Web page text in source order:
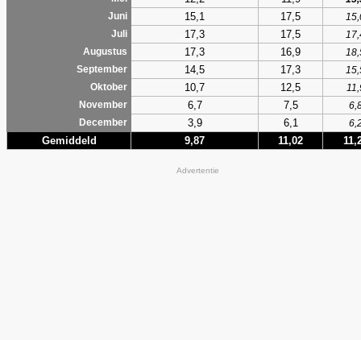
Juni
15,1 17,5
Juli
17,3 17,5
Augustus
17,3 16,9
September
14,5 17,3
Oktober
10,7 12,5
November
6,7 7,5
December
3,9 6,1
Gemiddeld 9,87 11,02
Advertentie